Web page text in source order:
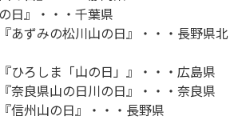
日』
・・・千葉県
あずみの松川山の日』
・・・長野県北
ひろしま「山の日」』
・・・広島県
奈良県山の日川の日』
・・・奈良県
信州山の日』
・・・長野県